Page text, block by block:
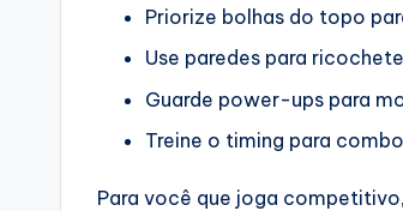
Priorize bolhas do topo
Use paredes para
Guarde power-ups para
Treine o timing para
Para você que joga